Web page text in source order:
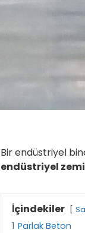
Bir endüstriyel
endüstriyel
İçindekiler
1 Parlak Beton